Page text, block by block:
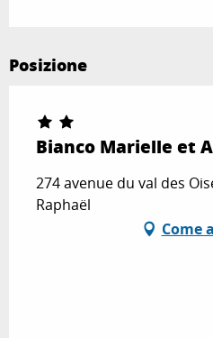
Posizione
Bianco Marielle et
274 avenue du val des
Raphaël
Come